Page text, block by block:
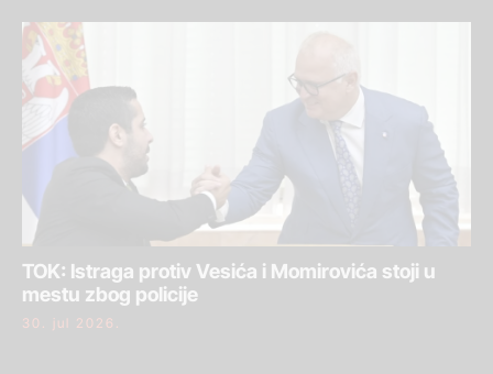
TOK: Istraga protiv Vesića i Momirovića stoji u
mestu zbog policije
30. jul 2026.